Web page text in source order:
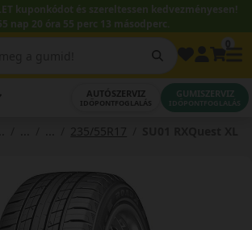
kuponkódot és szereltessen kedvezményesen!
nap 20 óra 55 perc 12 másodperc.
AUTÓSZERVIZ
IDŐPONTFOGLALÁS
GUMISZERVIZ
IDŐPONTFOGLALÁS
235/55R17